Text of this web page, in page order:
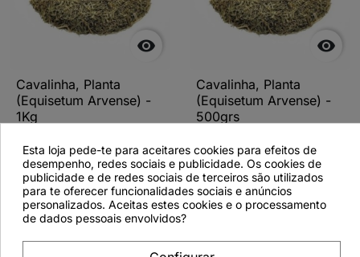

Cavalinha, Planta
(Equisetum Arvense) -
1Kg
Ver detalhes

Cavalinha, Planta
(Equisetum Arvense) -
500grs
Ver detalhes
Esta loja pede-te para aceitares cookies para efeitos de
desempenho, redes sociais e publicidade. Os cookies de
publicidade e de redes sociais de terceiros são utilizados
para te oferecer funcionalidades sociais e anúncios
personalizados. Aceitas estes cookies e o processamento
de dados pessoais envolvidos?